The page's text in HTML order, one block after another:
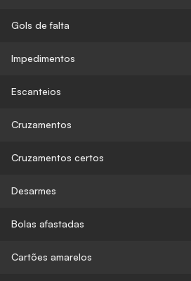
Gols de falta
Impedimentos
Escanteios
Cruzamentos
Cruzamentos certos
Desarmes
Bolas afastadas
Cartões amarelos